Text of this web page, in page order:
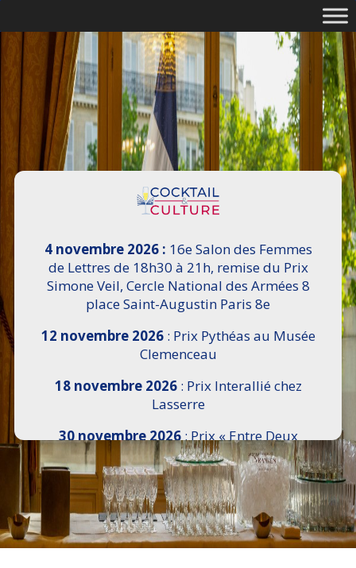
4 novembre 2026 : 16e Salon des Femmes
de Lettres de 18h30 à 21h, remise du Prix
Simone Veil, Cercle National des Armées 8
place Saint-Augustin Paris 8e
12 novembre 2026: Prix Pythéas au Musée
Clemenceau
18 novembre 2026: Prix Interallié chez
Lasserre
30 novembre 2026: Prix « Entre Deux
Rives » I Scemi Astutti au Sénat
7 décembre 2026 :16e Salon de l’Histoire de
18h30 à 21h, remise du Prix du Guesclin,
Cercle National des Armées 8 place Saint-
Augustin Paris 8e